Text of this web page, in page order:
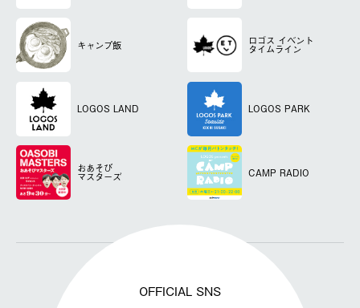
キャンプ飯 ロゴス イベント
タイムライン
LOGOS LAND LOGOS PARK
おあそび
マスターズ CAMP RADIO
OFFICIAL SNS